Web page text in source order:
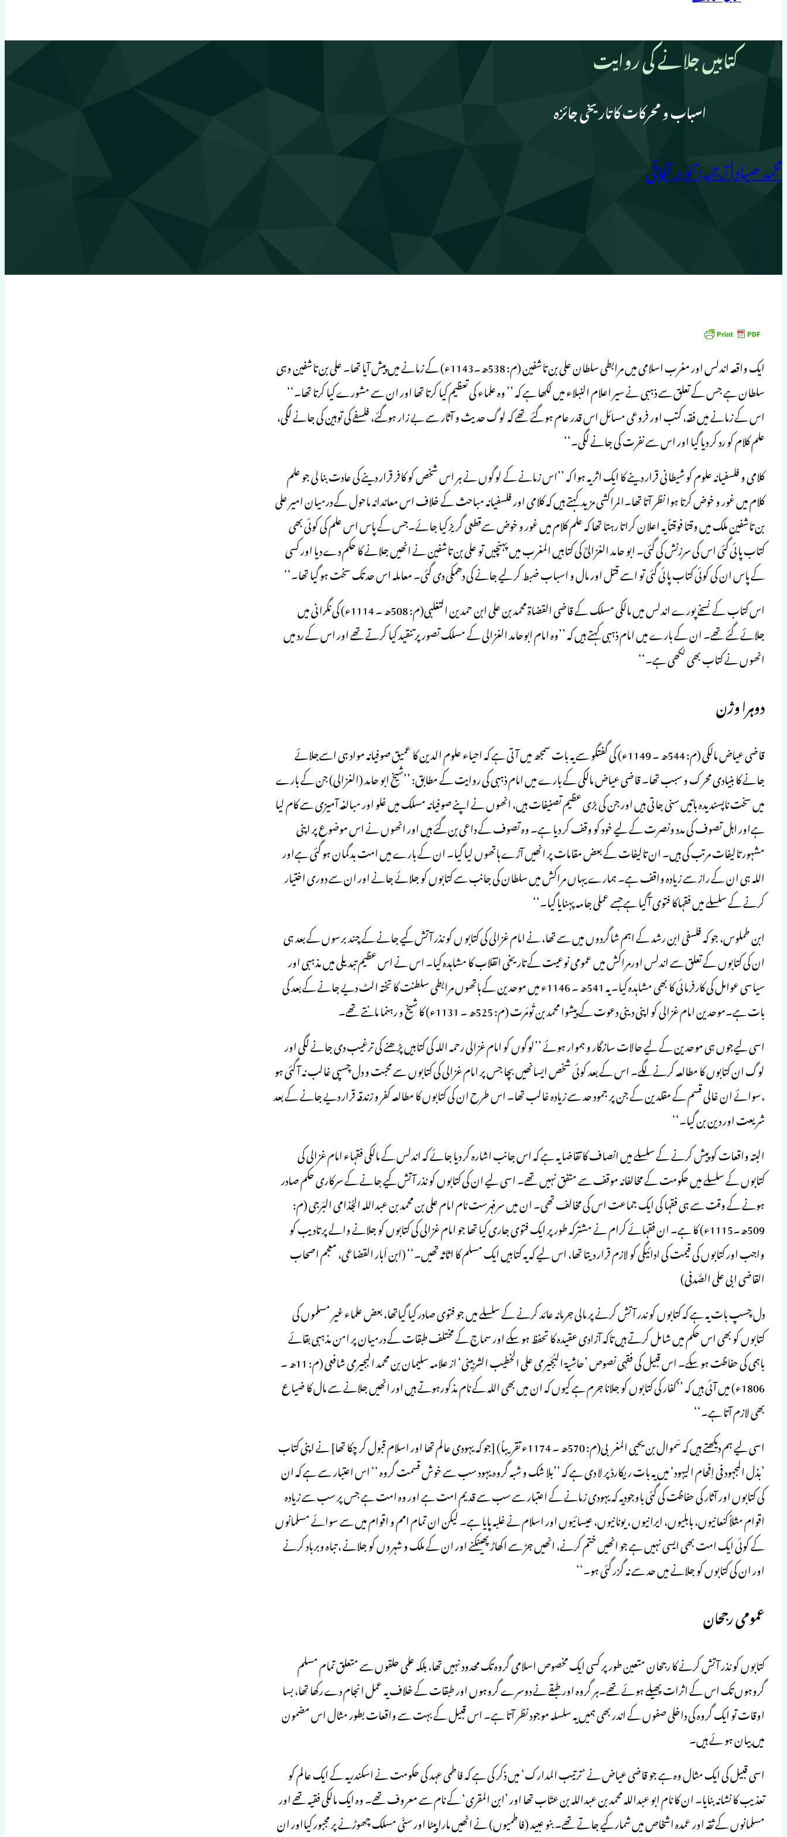
کتابیں جلانے کی روایت
اسباب و محرکات کا تاریخی جائزہ
محمد صیاد | ترجمہ: تنویر آفاقی
ایک واقعہ اندلس اور مغرب اسلامی میں مرابطی سلطان علی بن تاشفین (م: 538ھ۔1143ء) کے زمانے میں پیش آیا تھا۔ علی بن تاشفین وہی
سلطان ہے جس کے تعلق سے ذہبی نے سیر اعلام النبلاء میں لکھا ہے کہ ’’ وہ علماء کی تعظیم کیا کرتا تھا اور ان سے مشورے کیا کرتا تھا۔‘‘
اس کے زمانے میں فقہ، کتب اور فروعی مسائل اس قدر عام ہو گئے تھے کہ لوگ حدیث و آثار سے بے زار ہوگئے، فلسفے کی توہین کی جانے لگی،
علم کلام کو رد کر دیا گیا اور اس سے نفرت کی جانے لگی۔‘‘
کلامی و فلسفیانہ علوم کو شیطانی قرار دینے کا ایک اثر یہ ہوا کہ ’’اس زمانے کے لوگوں نے ہر اس شخص کو کافر قرار دینے کی عادت بنا لی جو علم
کلام میں غور و خوض کرتا ہوا نظر آتا تھا۔المراکشی مزید کہتے ہیں کہ کلامی اور فلسفیانہ مباحث کے خلاف اس معاندانہ ماحول کے درمیان امیر علی
بن تاشفین ملک میں وقتا فوقتاً یہ اعلان کراتا رہتا تھا کہ علم کلام میں غور و خوض سےقطعی گریز کیا جائے۔جس کے پاس اس علم کی کوئی بھی
کتاب پائی گئی اس کی سرزنش کی گئی۔ ابو حامد الغزالیؒ کی کتابیں المغرب میں پہنچیں تو علی بن تاشفین نے انھیں جلانے کا حکم دے دیا اور کسی
کے پاس ان کی کوئی کتاب پائی گئی تو اسے قتل اور مال و اسباب ضبط کر لیے جانے کی دھمکی دی گئی۔ معاملہ اس حد تک سخت ہو گیا تھا۔‘‘
اس کتاب کے نسخے پورے اندلس میں مالکی مسلک کے قاضی القضاة محمد بن علی ابن حمدین التغلبی(م: 508ھ ۔ 1114ء) کی نگرانی میں
جلائے گئے تھے۔ ان کے بارے میں امام ذہبی کہتے ہیں کہ ’’وہ امام ابوحامد الغزالی کے مسلک تصور پر تنقید کیا کرتے تھے اور اس کے رد میں
انھوں نے کتاب بھی لکھی ہے۔‘‘
دوہرا وژن
قاضی عیاض مالکی (م: 544ھ ۔ 1149ء) کی گفتگو سے یہ بات سمجھ میں آتی ہے کہ احیاء علوم الدین کا عمیق صوفیانہ مواد ہی اسےجلائے
جانے کا بنیادی محرک و سبب تھا۔ قاضی عیاض مالکی کے بارے میں امام ذہبی کی روایت کے مطابق: ’’شیخ ابو حامد (الغزالی) جن کے بارے
میں سخت ناپسندیدہ باتیں سنی جاتی ہیں اور جن کی بڑی عظیم تصنیفات ہیں، انھوں نے اپنے صوفیانہ مسلک میں غلو اور مبالغہ آمیزی سے کام لیا
ہےاور اہل تصوف کی مدد ونصرت کے لیے خود کو وقف کر دیا ہے۔ وہ تصوف کے داعی بن گئے ہیں اور انھوں نے اس موضوع پر اپنی
مشہور تالیفات مرتب کی ہیں۔ ان تالیفات کے بعض مقامات پر انھیں آڑے ہاتھوں لیا گیا۔ ان کے بارے میں امت بدگمان ہو گئی ہےاور
اللہ ہی ان کے راز سے زیادہ واقف ہے۔ ہمارے یہاں مراکش میں سلطان کی جانب سے کتابوں کو جلائے جانے اور ان سے دوری اختیار
کرنے کے سلسلے میں فقہاکا فتوی آگیا ہےجسے عملی جامہ پہنایا گیا۔‘‘
ابن طملوس، جو کہ فلسفی ابن رشد کے اہم شاگردوں میں سے تھا، نے امام غزالی کی کتابو ں کو نذر آتش کیے جانے کے چند برسوں کے بعد ہی
ان کی کتابوں کے تعلق سے اندلس اورمراکش میں عمومی نوعیت کے تاریخی انقلاب کا مشاہدہ کیا۔ اس نے اس عظیم تبدیلی میں مذہبی اور
سیاسی عوامل کی کارفرمائی کا بھی مشاہدہ کیا۔ یہ 541ھ ۔ 1146ء میں موحدین کے ہاتھوں مرابطی سلطنت کا تختہ الٹ دیے جانے کے بعد کی
بات ہے۔موحدین امام غزالی کو اپنی دینی دعوت کے پیشوا محمد بن تُومَرت (م: 525ھ ۔ 1131ء) کا شیخ و رہنما مانتے تھے۔
اسی لیےجوں ہی موحدین کے لیے حالات سازگار و ہموار ہوئے ’’لوگوں کو امام غزالی رحمہ اللہ کی کتابیں پڑھنے کی ترغیب دی جانے لگی اور
لوگ ان کتابوں کا مطالعہ کرنے لگے۔ اس کے بعد کوئی شخص ایسانھیں بچا جس پر امام غزالی کی کتابوں سے محبت و دل چسپی غالب نہ آ گئی ہو
،سوائے ان غالی قسم کے مقلدین کے جن پر جمود حد سے زیادہ غالب تھا۔ اس طرح ان کی کتابوں کا مطالعہ کفر و زندقہ قرار دیے جانے کے بعد
شریعت اور دین بن گیا۔‘‘
البتہ واقعات کو پیش کرنے کے سلسلے میں انصاف کا تقاضا یہ ہے کہ اس جانب اشارہ کر دیا جائے کہ اندلس کے مالکی فقہاء امام غزالی کی
کتابوں کے سلسلے میں حکومت کے مخالفانہ موقف سے متفق نہیں تھے۔ اسی لیے ان کی کتابوں کو نذر آتش کیے جانے کے سرکاری حکم صادر
ہونے کے وقت سے ہی فقہا کی ایک جماعت اس کی مخالف تھی۔ ان میں سرفہرست نام امام علی بن محمد بن عبداللہ الجُذامی البَرجی (م:
509ھ۔1115ء) کا ہے۔ ان فقہائے کرام نے مشترکہ طور پر ایک فتوی جاری کیا تھا جو امام غزالی کی کتابوں کو جلانے والے پر تادیب کو
واجب اور کتابوں کی قیمت کی ادائیگی کو لازم قرار دیتا تھا، اس لیے کہ یہ کتابیں ایک مسلم کا اثاثہ تھیں۔‘‘ (ابن اَبار القضاعی، معجم اصحاب
القاضی ابی علی الصَّدفی)
دل چسپ بات یہ ہے کہ کتابوں کو ندر آتش کرنے پر مالی جرمانہ عائد کرنے کے سلسلے میں جو فتوی صادر کیا گیاتھا، بعض علماء غیر مسلموں کی
کتابوں کو بھی اس حکم میں شامل کرتے ہیں تاکہ آزادی عقیدہ کا تحفظ ہو سکے اور سماج کے مختلف طبقات کے درمیان پر امن مذہبی بقائے
باہمی کی حفاظت ہو سکے۔ اس قبیل کی فقہی نصوص ’حاشیة البُجَیرمی علی الخطیب الشربینی‘ از علامہ سلیمان بن محمد البجیرمی شافعی (م: 11ھ ۔
1806ء) میں آئی ہیں کہ ’’کفار کی کتابوں کو جلانا جرم ہے کیوں کہ ان میں بھی اللہ کے نام مذکورہوتے ہیں اور انھیں جلانے سے مال کا ضیاع
بھی لازم آتا ہے۔‘‘
اسی لیے ہم دیکھتے ہیں کہ سَموال بن یحیی المغربی(م: 570ھ ۔ 1174ء تقریباً) [جو کہ یہودی عالم تھا اور اسلام قبول کر چکا تھا] نے اپنی کتاب
’بذل المجہود فی اِفحام الیہود‘ میں یہ بات ریکارڈ پر لا دی ہے کہ ’’بلا شک و شبہ گروہ یہود سب سے خوش قسمت گروہ ‘‘ اس اعتبار سے ہے کہ ان
کی کتابوں اور آثار کی حفاظت کی گئی باوجودیہ کہ یہودی زمانے کے اعتبار سے سب سے قدیم امت ہے اور وہ امت ہے جس پر سب سے زیادہ
اقوام مثلاً کنعانیوں، بابلیوں، ایرانیوں ، یونانیوں، عیسائیوں اور اسلام نے غلبہ پایا ہے۔ لیکن ان تمام امم و اقوام میں سے سوائے مسلمانوں
کے کوئی ایک امت بھی ایسی نہیں ہے جو انھیں ختم کرنے، انھیں جڑ سے اکھاڑ پھینکنے اور ان کے ملک و شہروں کو جلانے ، تباہ وبرباد کرنے
اور ان کی کتابوں کو جلانے میں حد سے نہ گزر گئی ہو۔‘‘
عمومی رجحان
کتابوں کو نذر آتش کرنے کا رجحان متعین طور پر کسی ایک مخصوص اسلامی گروہ تک محدود نہیں تھا، بلکہ علمی حلقوں سے متعلق تمام مسلم
گروہوں تک اس کے اثرات پھیلے ہوئے تھے۔ہر گروہ اور طبقے نے دوسرے گروہوں اور طبقات کے خلاف یہ عمل انجام دے رکھا تھا، بسا
اوقات تو ایک گروہ کی داخلی صفوں کے اندر بھی ہمیں یہ سلسلہ موجود نظر آتا ہے۔ اس قبیل کے بہت سے واقعات بطور مثال اس مضمون
میں بیان ہو ئے ہیں۔
اسی قبیل کی ایک مثال وہ ہے جو قاضی عیاض نے ’ترتیب المدارک‘ میں ذکر کی ہے کہ فاطمی عہد کی حکومت نے اسکندریہ کے ایک عالم کو
تعذیب کا نشانہ بنایا۔ ان کا نام ابو عبداللہ محمد بن عبداللہ بن عتّاب تھا اور ’ابن المقری‘ کے نام سے معروف تھے۔ وہ ایک مالکی فقیہ تھے اور
مسلمانوں کے ثقہ اور عمدہ اشخاص میں شمار کیے جاتے تھے۔ بنو عبید (فاطمیوں) نے انھیں مارا پیٹا اور سنّی مسلک چھوڑنے پر مجبور کیااور ان